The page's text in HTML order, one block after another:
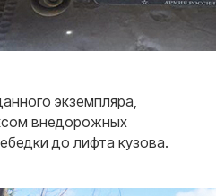
экземпляра,
внедорожных
до лифта кузова.